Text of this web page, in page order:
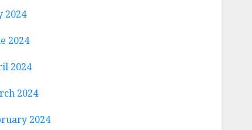
2024
2024
2024
2024
2024